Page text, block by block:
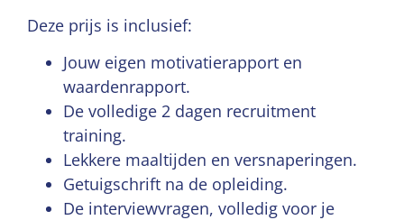
Deze prijs is inclusief:
Jouw eigen motivatierapport en
waardenrapport.
De volledige 2 dagen recruitment
training.
Lekkere maaltijden en versnaperingen.
Getuigschrift na de opleiding.
De interviewvragen, volledig voor je